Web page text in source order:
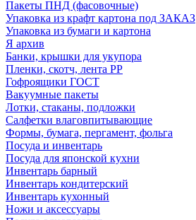
Пакеты ПНД (фасовочные)
Упаковка из крафт картона под ЗАКАЗ
Упаковка из бумаги и картона
Я архив
Банки, крышки для укупора
Пленки, скотч, лента РР
Гофроящики ГОСТ
Вакуумные пакеты
Лотки, стаканы, подложки
Салфетки влаговпитывающие
Формы, бумага, пергамент, фольга
Посуда и инвентарь
Посуда для японской кухни
Инвентарь барный
Инвентарь кондитерский
Инвентарь кухонный
Ножи и аксессуары